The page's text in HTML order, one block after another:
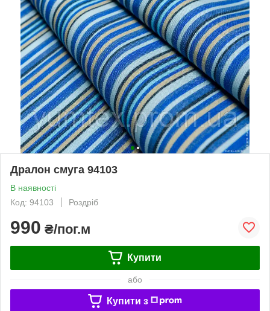
Дралон смуга 94103
В наявності
Код: 94103
Роздріб
990 ₴/пог.м
Купити
або
Купити з